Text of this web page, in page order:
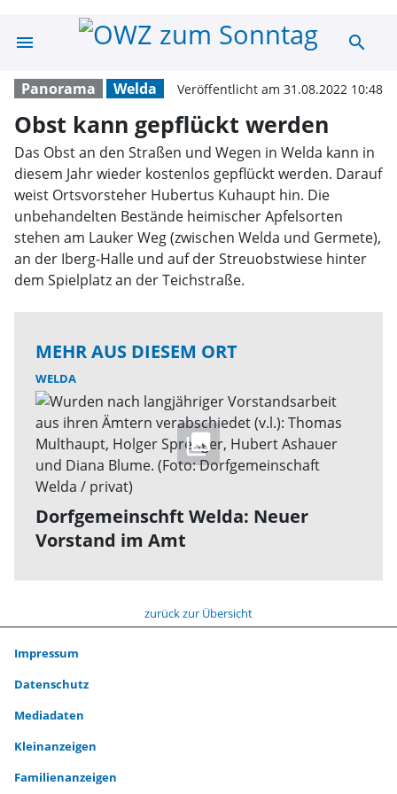
menu Obst kann search
Panorama Welda Veröffentlicht am 31.08.2022 10:48
Obst kann gepflückt werden
Das Obst an den Straßen und Wegen in Welda kann in
diesem Jahr wieder kostenlos gepflückt werden. Darauf
weist Ortsvorsteher Hubertus Kuhaupt hin. Die
unbehandelten Bestände heimischer Apfelsorten
stehen am Lauker Weg (zwischen Welda und Germete),
an der Iberg-Halle und auf der Streuobstwiese hinter
dem Spielplatz an der Teichstraße.
MEHR AUS DIESEM ORT
WELDA
Dorfgemeinschft Welda: Neuer
Vorstand im Amt
zurück zur Übersicht
Impressum
Datenschutz
Mediadaten
Kleinanzeigen
Familienanzeigen